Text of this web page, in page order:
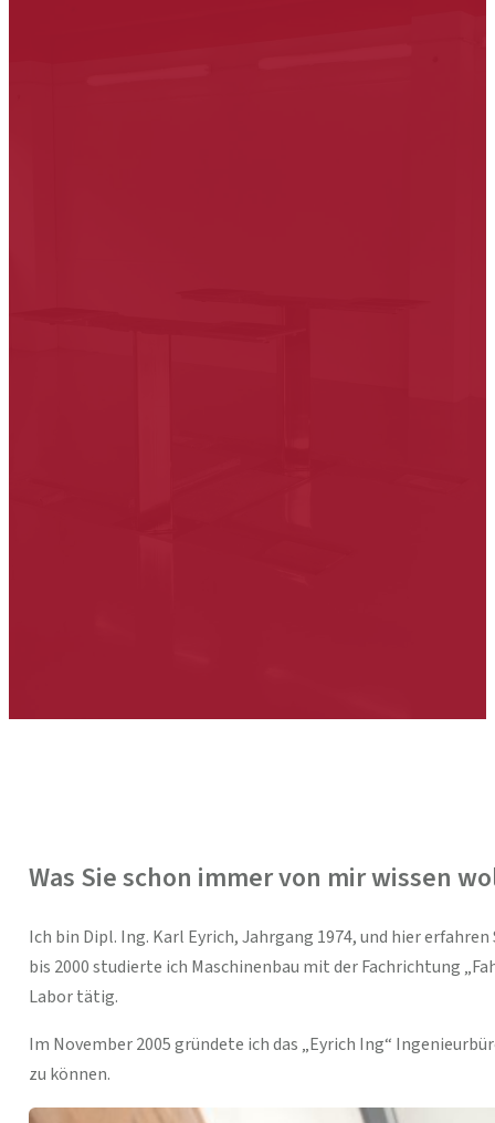
Was Sie schon immer von mir wissen
Ich bin Dipl. Ing. Karl Eyrich, Jahrgang 1974, und hier
bis 2000 studierte ich Maschinenbau mit der Fachrichtung
Labor tätig.
Im November 2005 gründete ich das „Eyrich Ing“
zu können.